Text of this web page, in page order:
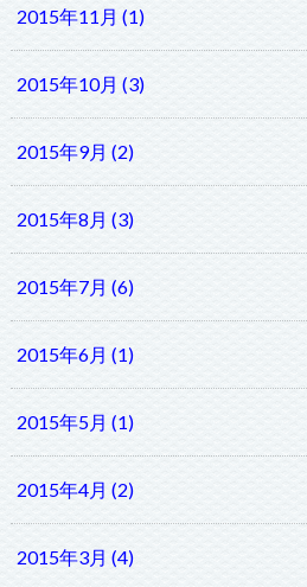
2015年11月 (1)
2015年10月 (3)
2015年9月 (2)
2015年8月 (3)
2015年7月 (6)
2015年6月 (1)
2015年5月 (1)
2015年4月 (2)
2015年3月 (4)